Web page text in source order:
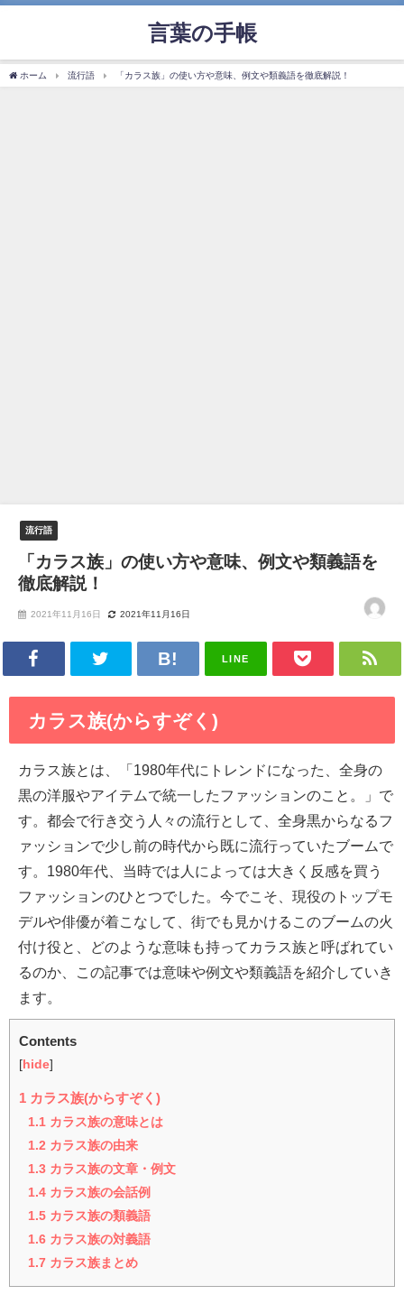
言葉の手帳
ホーム 流行語 「カラス族」の使い方や意味、例文や類義語を徹底解説！
流行語
「カラス族」の使い方や意味、例文や類義語を
徹底解説！
2021年11月16日 2021年11月16日
LINE
カラス族(からすぞく)
カラス族とは、「1980年代にトレンドになった、全身の
黒の洋服やアイテムで統一したファッションのこと。」で
す。都会で行き交う人々の流行として、全身黒からなるフ
ァッションで少し前の時代から既に流行っていたブームで
す。1980年代、当時では人によっては大きく反感を買う
ファッションのひとつでした。今でこそ、現役のトップモ
デルや俳優が着こなして、街でも見かけるこのブームの火
付け役と、どのような意味も持ってカラス族と呼ばれてい
るのか、この記事では意味や例文や類義語を紹介していき
ます。
Contents
[ hide]
1 カラス族(からすぞく)
1.1 カラス族の意味とは
1.2 カラス族の由来
1.3 カラス族の文章・例文
1.4 カラス族の会話例
1.5 カラス族の類義語
1.6 カラス族の対義語
1.7 カラス族まとめ